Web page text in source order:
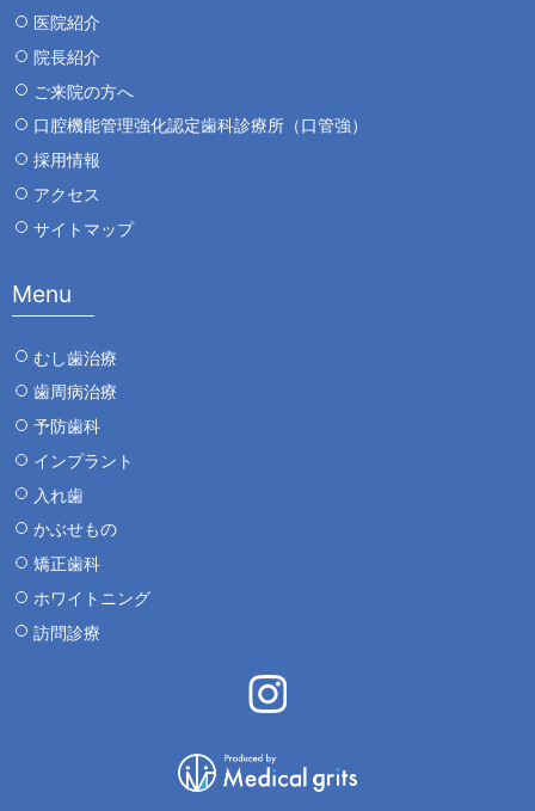
医院紹介
院長紹介
ご来院の方へ
口腔機能管理強化認定歯科診療所（口管強）
採用情報
アクセス
サイトマップ
Menu
むし歯治療
歯周病治療
予防歯科
インプラント
入れ歯
かぶせもの
矯正歯科
ホワイトニング
訪問診療